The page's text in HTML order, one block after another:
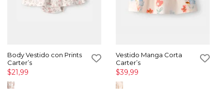
Body Vestido con Prints
Carter’s
$21,99
Vestido Manga Corta
Carter’s
$39,99